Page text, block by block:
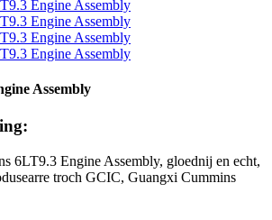
Assembly
6LT9.3 Engine Assembly, gloednij en echt,
troch GCIC, Guangxi Cummins